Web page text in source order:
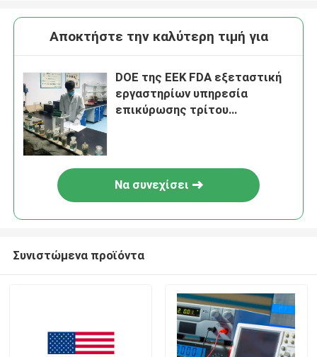
Αποκτήστε την καλύτερη τιμή για
DOE της ΕΕΚ FDA εξεταστική
εργαστηρίων υπηρεσία
επικύρωσης τρίτου
Να συνεχίσει
Συνιστώμενα προϊόντα